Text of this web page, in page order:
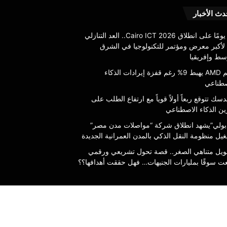
تتوقع ربعاً أولاً قوياً مع ارتفاع
على تخزين الذكاء الاصطناعي
شركة
“مواصلات
العمرانية
الجديدة
الأخبار
94 يومًا على انطلاق Cairo ICT 2026.. العد التنازلي
لأكبر معرض ومؤتمر للتكنولوجيا في الشرق
وإفريقيا
سهم AMD يهبط 9% رغم قفزة إيرادات الذكاء
تتوقع ربعاً أولاً قوياً مع ارتفاع الطلب على
الذكاء الاصطناعي
انطلاق شركة “مواصلات مدن مصر”
منظومة النقل الذكي بالمدن العمرانية الجديدة
متناهي الصغر.. قصة تحول تشريعي ورقمي
سوقًا بمليارات الجنيهات… فهل حققت أهدافها؟؟